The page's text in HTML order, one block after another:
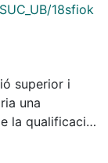
18sfiok
superior i
una
la qualificació